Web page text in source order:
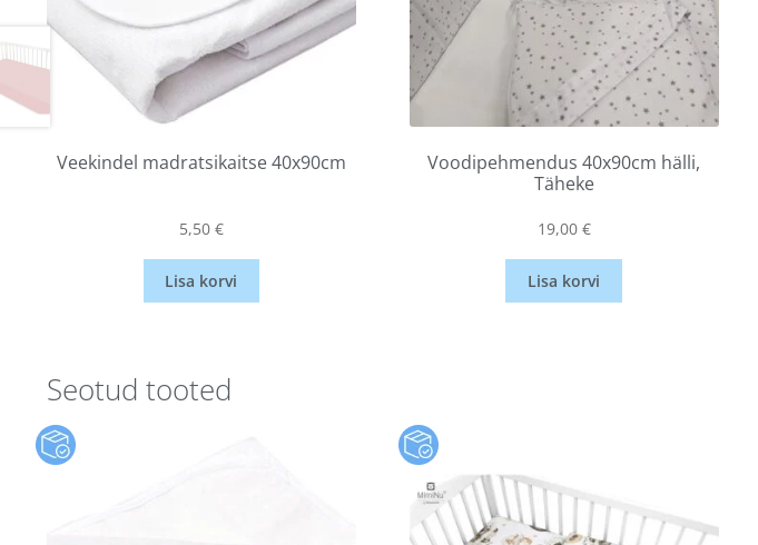
Veekindel madratsikaitse 40x90cm
5,50 €
Lisa korvi
Voodipehmendus 40x90cm hälli,
Täheke
19,00 €
Lisa korvi
Seotud tooted